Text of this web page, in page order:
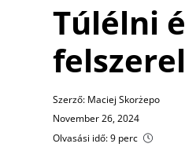
Túlélni
Szerző: Maciej Skorżepo
November 26, 2024
Olvasási idő: 9 perc